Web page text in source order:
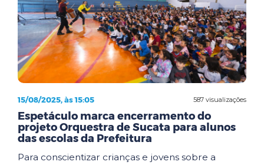
587 visualizações
15/08/2025, às 15:05
Espetáculo marca encerramento do
projeto Orquestra de Sucata para alunos
das escolas da Prefeitura
Para conscientizar crianças e jovens sobre a